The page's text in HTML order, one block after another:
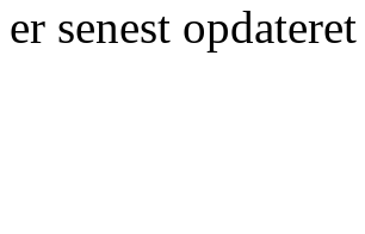
er senest